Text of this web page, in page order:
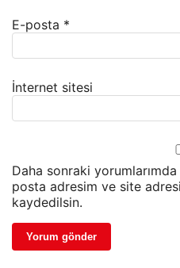
E-posta *
İnternet sitesi
Daha sonraki yorumlarımda
posta adresim ve site
kaydedilsin.